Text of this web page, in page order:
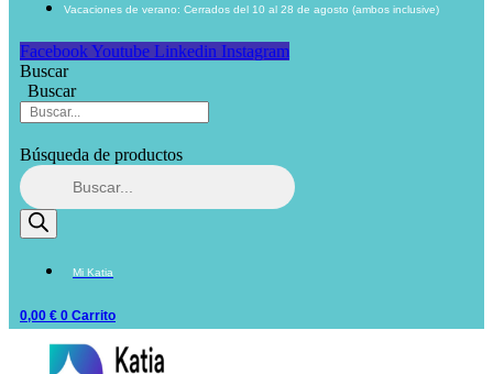
Vacaciones de verano: Cerrados del 10 al 28 de agosto (ambos inclusive)
Facebook Youtube Linkedin Instagram
Buscar
Buscar
Búsqueda de productos
Mi Katia
0,00 € 0 Carrito